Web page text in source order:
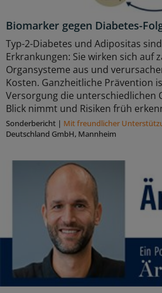
Biomarker gegen Diabetes-
Typ-2-Diabetes und Adipositas
Erkrankungen: Sie wirken sich auf
Organsysteme aus und
Kosten. Ganzheitliche Prävention
Versorgung die unterschiedlichen
Blick nimmt und Risiken früh
Sonderbericht | Mit freundlicher
Deutschland GmbH, Mannheim